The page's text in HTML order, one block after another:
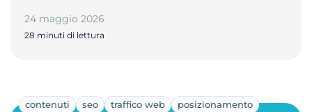
24 maggio 2026
28 minuti di lettura
contenuti seo traffico web posizionamento